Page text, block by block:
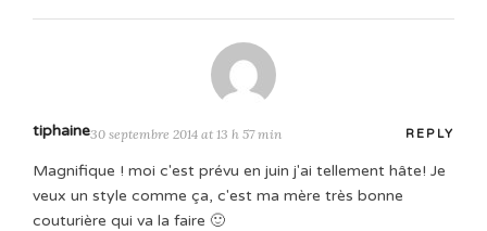
tiphaine30 septembre 2014 at 13 h 57 min REPLY
Magnifique ! moi c'est prévu en juin j'ai tellement hâte! Je
veux un style comme ça, c'est ma mère très bonne
couturière qui va la faire 🙂